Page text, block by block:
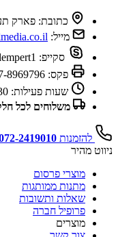
כתובת: פארק
מייל:
סקייפ:
פקס: 8969796
שעות פעילות:
משלוחים לכל
להזמנות 2419010
ניווט מהיר
מוצרי פרסום
מתנות ממותגות
שאלות ותשובות
פרופיל חברה
מוצרים